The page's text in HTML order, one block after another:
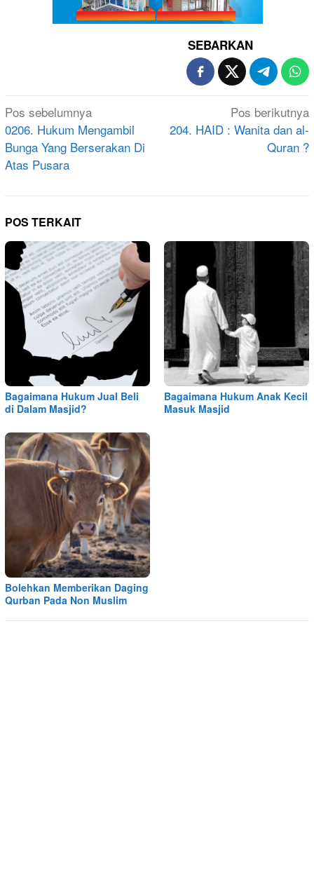
SEBARKAN
Navigasi
pos
Pos sebelumnya
0206. Hukum Mengambil
Bunga Yang Berserakan Di
Atas Pusara
Pos berikutnya
204. HAID : Wanita dan al-
Quran ?
POS TERKAIT
Bagaimana Hukum Jual Beli
di Dalam Masjid?
Bagaimana Hukum Anak Kecil
Masuk Masjid
Bolehkan Memberikan Daging
Qurban Pada Non Muslim